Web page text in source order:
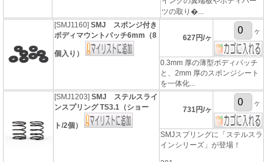
ツの取り�...
[SMJ1160]SMJ スポンジ付き
ボディマウントパッチ6mm（8
個入り）
627円/ヶ
ヶ
0.3mm 厚の薄型ボディパッチ
と、2mm 厚のスポンジシート
を一体化...
[SMJ1203]SMJ ステルスライ
ンスプリング TS3.1（ショー
ト/2個）
731円/ヶ
ヶ
SMJスプリングに「ステルスラ
インシリーズ」が登場！